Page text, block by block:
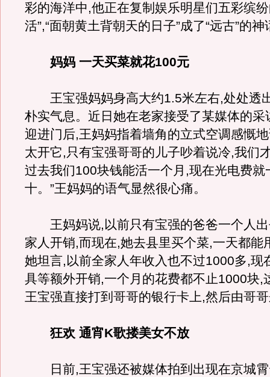
彩的海洋中,他正在复制娱乐明星们五彩缤
活”,“面朝黄土背朝天的日子”成了“远古”的神
妈妈 一天买菜就花100元
王宝强妈妈身高大约1.5米左右,处处透
朴实气息。近日她在老家接受了某媒体的采
迎进门后,王妈妈指着墙角的立式空调感慨
太开它,只有宝强哥哥的儿子吵着说冷,我们
过去我们100块钱能活一个月,现在光电费就
十。”王妈妈的语气显然很心痛。
王妈妈说,以前只有宝强的爸爸一个人出
家人开销,而现在,她去县里买个菜,一天都能
她坦言,以前全家人年收入也不过1000多,现
具等额外开销,一个月的花费都不止1000块,
王宝强直接打到哥哥的银行卡上,然后由哥
狂欢 通宵K歌搂美女不放
日前,王宝强还被媒体拍到出现在京城霄